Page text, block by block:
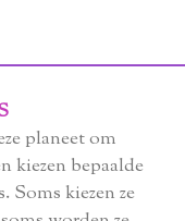
planeet om
kiezen bepaalde
Soms kiezen ze